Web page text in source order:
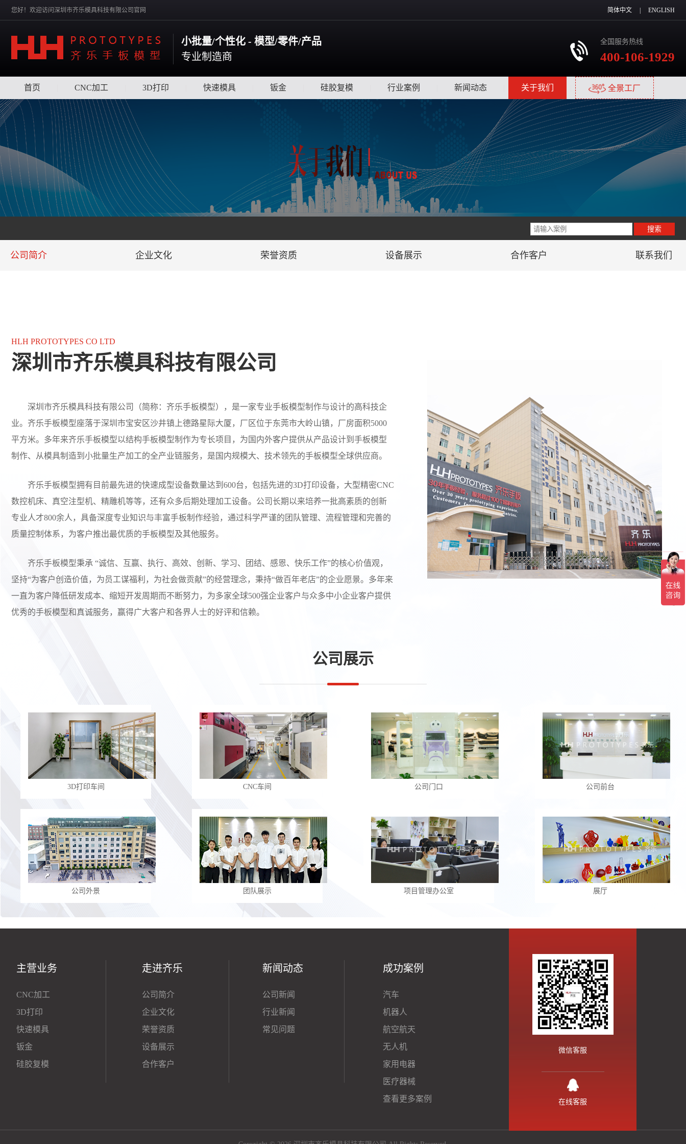
您好！欢迎访问深圳市齐乐模具科技有限公司官网 简体中文 ENGLISH
小批量/个性化 - 模型/零件/产品
专业制造商
全国服务热线
400-106-1929
首页 CNC加工 3D打印 快速模具 钣金 硅胶复模 行业案例 新闻动态 关于我们 全景工厂
搜索
公司简介 企业文化 荣誉资质 设备展示 合作客户 联系我们
HLH PROTOTYPES CO LTD
深圳市齐乐模具科技有限公司
深圳市齐乐模具科技有限公司（简称：齐乐手板模型），是一家专业手板模型制作与设计的高科技企
业。齐乐手板模型座落于深圳市宝安区沙井镇上德路星际大厦，厂区位于东莞市大岭山镇，厂房面积5000
平方米。多年来齐乐手板模型以结构手板模型制作为专长项目，为国内外客户提供从产品设计到手板模型
制作、从模具制造到小批量生产加工的全产业链服务，是国内规模大、技术领先的手板模型全球供应商。
齐乐手板模型拥有目前最先进的快速成型设备数量达到600台，包括先进的3D打印设备，大型精密CNC
数控机床、真空注型机、精雕机等等，还有众多后期处理加工设备。公司长期以来培养一批高素质的创新
专业人才800余人，具备深度专业知识与丰富手板制作经验，通过科学严谨的团队管理、流程管理和完善的
质量控制体系，为客户推出最优质的手板模型及其他服务。
齐乐手板模型秉承 “诚信、互赢、执行、高效、创新、学习、团结、感恩、快乐工作”的核心价值观，
坚持“为客户创造价值，为员工谋福利，为社会做贡献”的经营理念，秉持“做百年老店”的企业愿景。多年来
一直为客户降低研发成本、缩短开发周期而不断努力，为多家全球500强企业客户与众多中小企业客户提供
优秀的手板模型和真诚服务，赢得广大客户和各界人士的好评和信赖。
公司展示
3D打印车间 CNC车间 公司门口 公司前台
公司外景 团队展示 项目管理办公室 展厅
主营业务
CNC加工
3D打印
快速模具
钣金
硅胶复模
走进齐乐
公司简介
企业文化
荣誉资质
设备展示
合作客户
新闻动态
公司新闻
行业新闻
常见问题
成功案例
汽车
机器人
航空航天
无人机
家用电器
医疗器械
查看更多案例
微信客服
在线客服